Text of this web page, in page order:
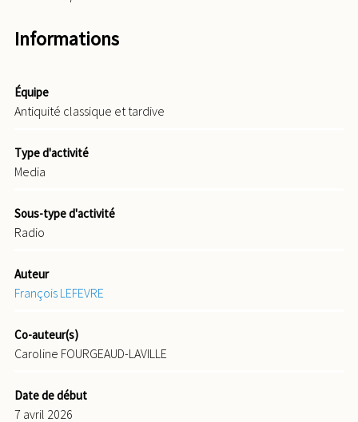
Informations
Équipe
Antiquité classique et tardive
Type d'activité
Media
Sous-type d'activité
Radio
Auteur
François LEFEVRE
Co-auteur(s)
Caroline FOURGEAUD-LAVILLE
Date de début
7 avril 2026